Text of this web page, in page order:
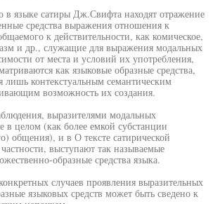
в языке сатиры Дж.Свифта находят отражение
средства выражения отношения к
к действительности, как комическое,
и др., служащие для выражения модальных
от места и условий их употребления,
как языковые образные средства,
лишь контекстуальным семантическим
возможность их создания.
выразителями модальных
в целом (как более емкой субстанции
общения), и в О тексте сатирической
выступают так называемые
образные средства языка.
случаев проявления выразительных
языковых средств может быть сведено к